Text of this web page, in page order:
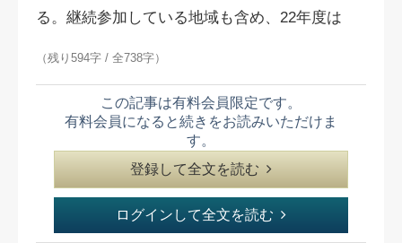
る。継続参加している地域も含め、22年度は
（残り594字 / 全738字）
この記事は有料会員限定です。
有料会員になると続きをお読みいただけま
す。
登録して全文を読む
ログインして全文を読む